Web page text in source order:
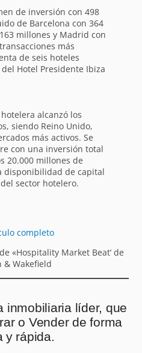
de inversión con 498
de Barcelona con 364
millones y Madrid con
más
de seis hoteles
Hotel Presidente Ibiza
alcanzó los
siendo Reino Unido,
más activos. Se
con una inversión total
20.000 millones de
disponibilidad de capital
sector hotelero.
completo
«Hospitality Market Beat’ de
& Wakefield
inmobiliaria líder, que
o Vender de forma
y rápida.